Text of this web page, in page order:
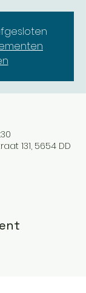
131, 5654 DD